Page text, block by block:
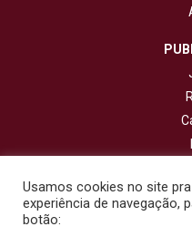
Usamos cookies no site
experiência de navegação,
botão: